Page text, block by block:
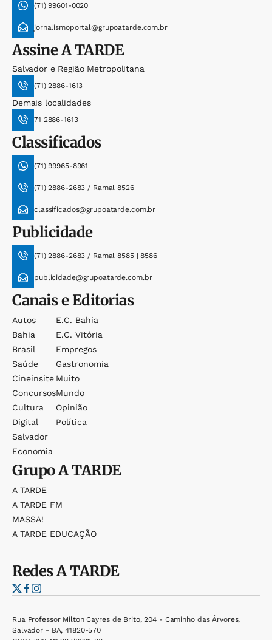
(71) 99601-0020
jornalismoportal@grupoatarde.com.br
AssineA TARDE
Salvador e Região Metropolitana
(71) 2886-1613
Demais localidades
71 2886-1613
Classificados
(71) 99965-8961
(71) 2886-2683 / Ramal 8526
classificados@grupoatarde.com.br
Publicidade
(71) 2886-2683 / Ramal 8585 | 8586
publicidade@grupoatarde.com.br
Canais e Editorias
Autos
Bahia
Brasil
Saúde
Cineinsite
Concursos
Cultura
Digital
Salvador
Economia
E.c. Bahia
E.c. Vitória
Empregos
Gastronomia
Muito
Mundo
Opinião
Política
GrupoA TARDE
A TARDE
A TARDE FM
MASSA!
A TARDE EDUCAÇÃO
RedesA TARDE
Rua Professor Milton Cayres de Brito, 204 - Caminho das Árvores,
Salvador - BA, 41820-570